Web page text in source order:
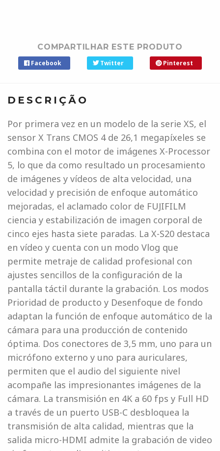
COMPARTILHAR ESTE PRODUTO
Facebook Twitter Pinterest
DESCRIÇÃO
Por primera vez en un modelo de la serie XS, el
sensor X Trans CMOS 4 de 26,1 megapíxeles se
combina con el motor de imágenes X-Processor
5, lo que da como resultado un procesamiento
de imágenes y vídeos de alta velocidad, una
velocidad y precisión de enfoque automático
mejoradas, el aclamado color de FUJIFILM
ciencia y estabilización de imagen corporal de
cinco ejes hasta siete paradas. La X-S20 destaca
en vídeo y cuenta con un modo Vlog que
permite metraje de calidad profesional con
ajustes sencillos de la configuración de la
pantalla táctil durante la grabación. Los modos
Prioridad de producto y Desenfoque de fondo
adaptan la función de enfoque automático de la
cámara para una producción de contenido
óptima. Dos conectores de 3,5 mm, uno para un
micrófono externo y uno para auriculares,
permiten que el audio del siguiente nivel
acompañe las impresionantes imágenes de la
cámara. La transmisión en 4K a 60 fps y Full HD
a través de un puerto USB-C desbloquea la
transmisión de alta calidad, mientras que la
salida micro-HDMI admite la grabación de video